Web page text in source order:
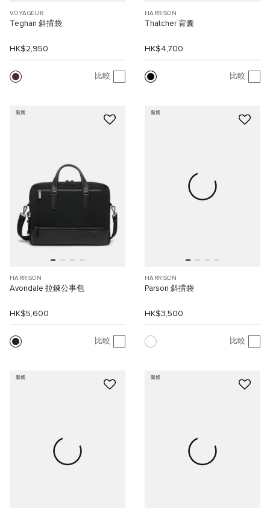
VOYAGEUR
Teghan 斜揹袋
HK$2,950
比較
HARRISON
Thatcher 背囊
HK$4,700
比較
新貨
HARRISON
Avondale 拉鍊公事包
HK$5,600
比較
新貨
HARRISON
Parson 斜揹袋
HK$3,500
比較
新貨 新貨